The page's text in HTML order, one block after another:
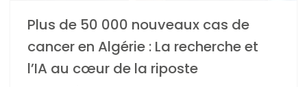
Plus de 50 000 nouveaux cas de
cancer en Algérie : La recherche et
l’IA au cœur de la riposte